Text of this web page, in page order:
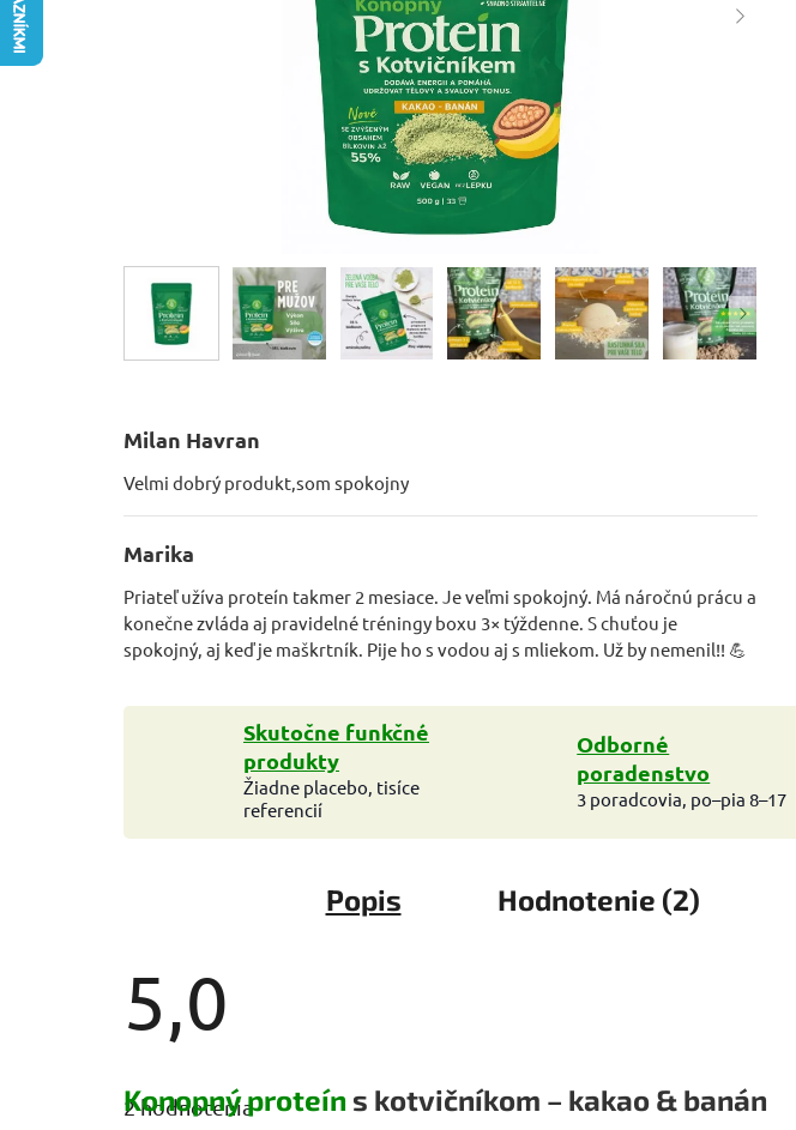
Milan Havran
Velmi dobrý produkt,som spokojny
Marika
Priateľ užíva proteín takmer 2 mesiace. Je veľmi spokojný. Má náročnú prácu a
konečne zvláda aj pravidelné tréningy boxu 3× týždenne. S chuťou je
spokojný, aj keď je maškrtník. Pije ho s vodou aj s mliekom. Už by nemenil!! 💪
Skutočne funkčné
produkty
Žiadne placebo, tisíce
referencií
Odborné
poradenstvo
3 poradcovia, po–pia 8–17
Popis Hodnotenie (2)
5,0
hodnotenie
produktu
2 hodnotenia
Konopný proteín s kotvičníkom – kakao & banán